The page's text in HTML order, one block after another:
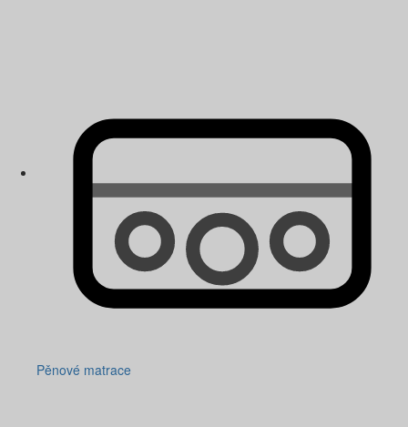
Pěnové matrace